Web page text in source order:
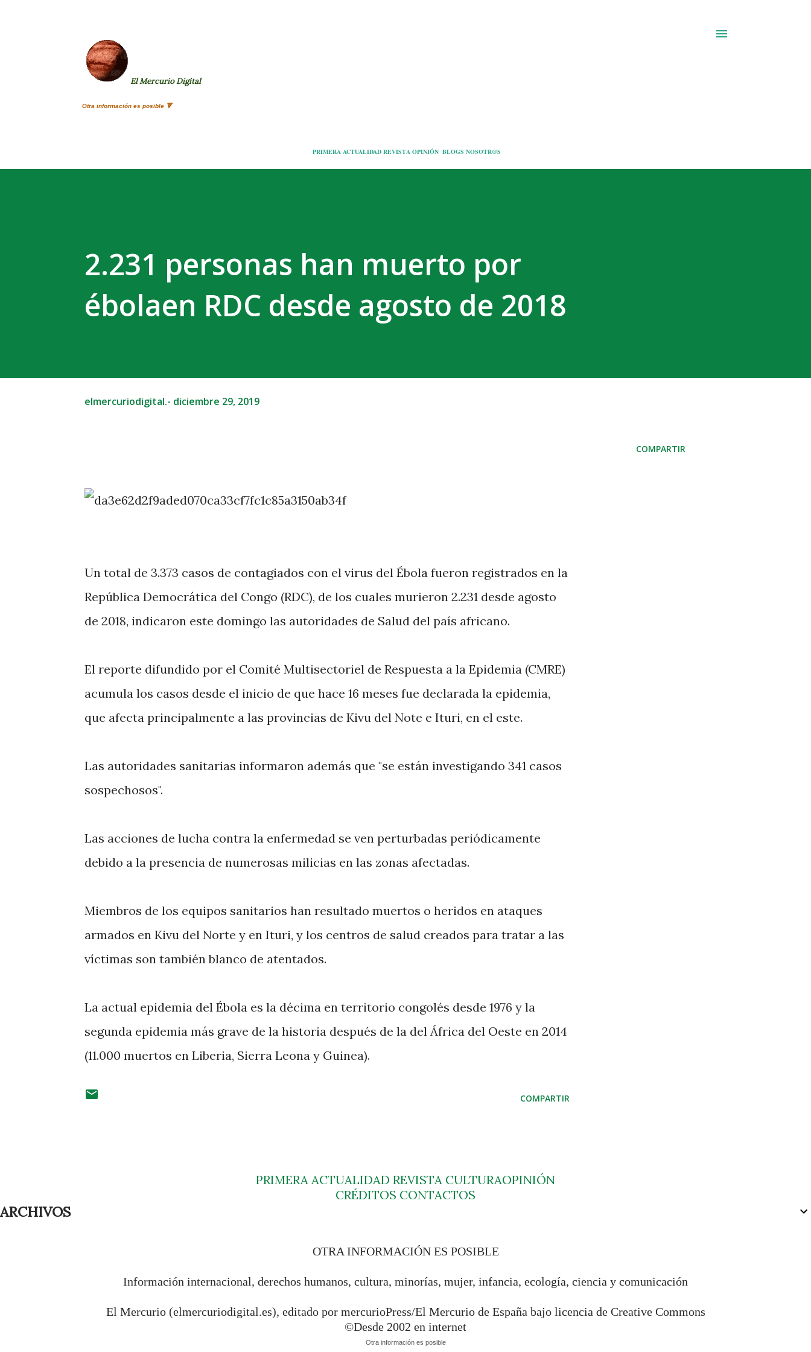
El Mercurio Digital
Otra información es posible 🔻
PRIMERA ACTUALIDAD REVISTA OPINIÓN BLOGS NOSOTR@S
2.231 personas han muerto por
ébolaen RDC desde agosto de 2018
elmercuriodigital.- diciembre 29, 2019
Un total de 3.373 casos de contagiados con el virus del Ébola fueron registrados en la
República Democrática del Congo (RDC), de los cuales murieron 2.231 desde agosto
de 2018, indicaron este domingo las autoridades de Salud del país africano.
El reporte difundido por el Comité Multisectoriel de Respuesta a la Epidemia (CMRE)
acumula los casos desde el inicio de que hace 16 meses fue declarada la epidemia,
que afecta principalmente a las provincias de Kivu del Note e Ituri, en el este.
Las autoridades sanitarias informaron además que "se están investigando 341 casos
sospechosos".
Las acciones de lucha contra la enfermedad se ven perturbadas periódicamente
debido a la presencia de numerosas milicias en las zonas afectadas.
Miembros de los equipos sanitarios han resultado muertos o heridos en ataques
armados en Kivu del Norte y en Ituri, y los centros de salud creados para tratar a las
víctimas son también blanco de atentados.
La actual epidemia del Ébola es la décima en territorio congolés desde 1976 y la
segunda epidemia más grave de la historia después de la del África del Oeste en 2014
(11.000 muertos en Liberia, Sierra Leona y Guinea).
COMPARTIR
COMPARTIR
PRIMERA ACTUALIDAD REVISTA CULTURAOPINIÓN
CRÉDITOS CONTACTOS
ARCHIVOS
OTRA INFORMACIÓN ES POSIBLE
Información internacional, derechos humanos, cultura, minorías, mujer, infancia, ecología, ciencia y comunicación
El Mercurio (elmercuriodigital.es), editado por mercurioPress/El Mercurio de España bajo licencia de Creative Commons
©Desde 2002 en internet
Otra información es posible